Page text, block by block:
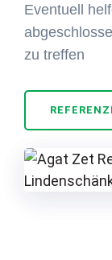
Eventuell
zu treffen